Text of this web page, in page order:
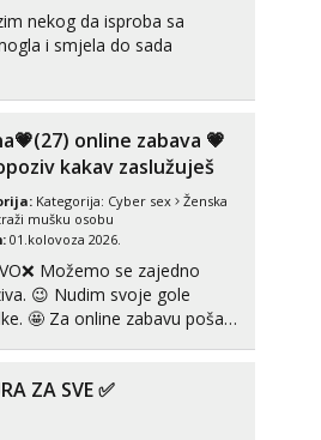
677 - Kod: #108
677- Kod: #123
min
- Kod: #142
min
nekog da isproba sa
i smjela do sada
online zabava 💗
kakav zaslužuješ
Kategorija: Cyber sex
Ženska
mušku osobu
01.kolovoza 2026.
😉 Nudim svoje gole
🤩 Za online zabavu pošalji
vidjeti na videopozivu. 😉 S vama sam vec 5 ...
ZA SVE ✅